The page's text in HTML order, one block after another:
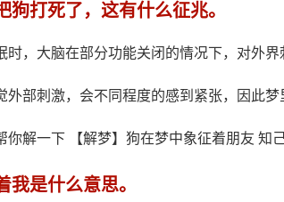
狗打死了，这有什么征兆。
时，大脑在部分功能关闭的情况下，对外界
外部刺激，会不同程度的感到紧张，因此
你解一下 【解梦】狗在梦中象征着朋友 知
我是什么意思。